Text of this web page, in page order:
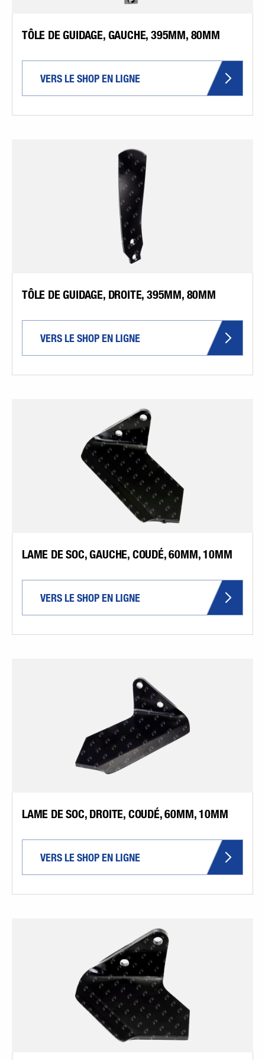
TÔLE DE GUIDAGE, GAUCHE, 395MM, 80MM
VERS LE SHOP EN LIGNE
TÔLE DE GUIDAGE, DROITE, 395MM, 80MM
VERS LE SHOP EN LIGNE
LAME DE SOC, GAUCHE, COUDÉ, 60MM, 10MM
VERS LE SHOP EN LIGNE
LAME DE SOC, DROITE, COUDÉ, 60MM, 10MM
VERS LE SHOP EN LIGNE